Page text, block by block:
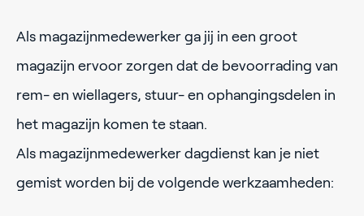
Als magazijnmedewerker ga jij in een groot
magazijn ervoor zorgen dat de bevoorrading van
rem- en wiellagers, stuur- en ophangingsdelen in
het magazijn komen te staan.
Als magazijnmedewerker dagdienst kan je niet
gemist worden bij de volgende werkzaamheden: